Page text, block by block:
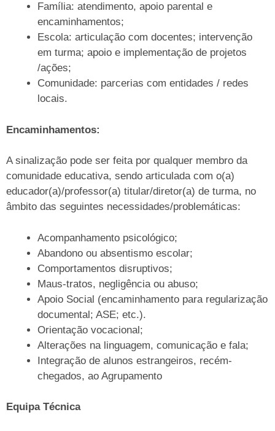
Família: atendimento, apoio parental e
encaminhamentos;
Escola: articulação com docentes; intervenção
em turma; apoio e implementação de projetos
/ações;
Comunidade: parcerias com entidades / redes
locais.
Encaminhamentos:
A sinalização pode ser feita por qualquer membro da
comunidade educativa, sendo articulada com o(a)
educador(a)/professor(a) titular/diretor(a) de turma, no
âmbito das seguintes necessidades/problemáticas:
Acompanhamento psicológico;
Abandono ou absentismo escolar;
Comportamentos disruptivos;
Maus-tratos, negligência ou abuso;
Apoio Social (encaminhamento para regularização
documental; ASE; etc.).
Orientação vocacional;
Alterações na linguagem, comunicação e fala;
Integração de alunos estrangeiros, recém-
chegados, ao Agrupamento
Equipa Técnica